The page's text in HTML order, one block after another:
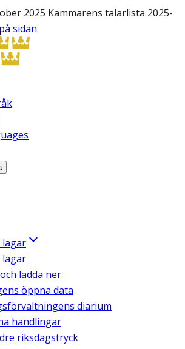
2025 Kammarens talarlista 2025-
sidan
lagar
lagar
ladda ner
öppna data
diarium
handlingar
riksdagstryck